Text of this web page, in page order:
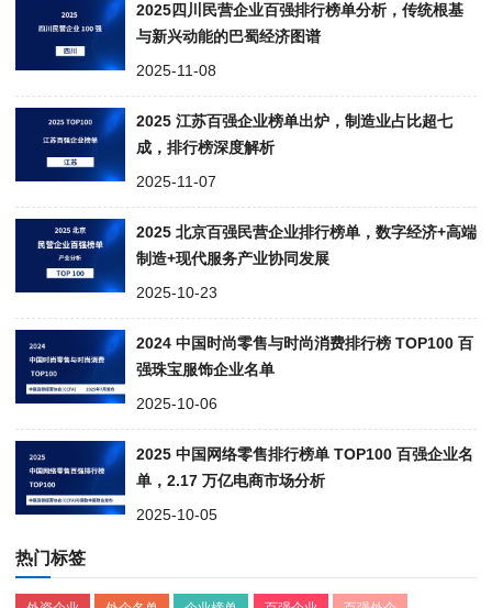
2025四川民营企业百强排行榜单分析，传统根基
与新兴动能的巴蜀经济图谱
2025-11-08
2025 江苏百强企业榜单出炉，制造业占比超七
成，排行榜深度解析
2025-11-07
2025 北京百强民营企业排行榜单，数字经济+高端
制造+现代服务产业协同发展
2025-10-23
2024 中国时尚零售与时尚消费排行榜 TOP100 百
强珠宝服饰企业名单
2025-10-06
2025 中国网络零售排行榜单 TOP100 百强企业名
单，2.17 万亿电商市场分析
2025-10-05
热门标签